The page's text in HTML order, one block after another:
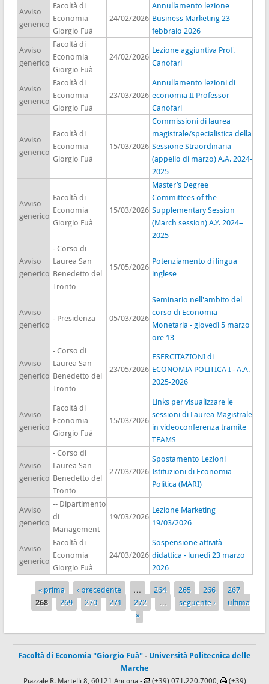
Avviso
generico
Facoltà di
Economia
Giorgio Fuà
24/02/2026
Annullamento lezione
Business Marketing 23
febbraio 2026
Avviso
generico
Facoltà di
Economia
Giorgio Fuà
24/02/2026
Lezione aggiuntiva Prof.
Canofari
Avviso
generico
Facoltà di
Economia
Giorgio Fuà
23/03/2026
Annullamento lezioni di
economia II Professor
Canofari
Avviso
generico
Facoltà di
Economia
Giorgio Fuà
15/03/2026
Commissioni di laurea
magistrale/specialistica della
Sessione Straordinaria
(appello di marzo) A.A. 2024-
2025
Avviso
generico
Facoltà di
Economia
Giorgio Fuà
15/03/2026
Master’s Degree
Committees of the
Supplementary Session
(March session) A.Y. 2024–
2025
Avviso
generico
- Corso di
Laurea San
Benedetto del
Tronto
15/05/2026
Potenziamento di lingua
inglese
Avviso
generico
- Presidenza 05/03/2026
Seminario nell'ambito del
corso di Economia
Monetaria - giovedì 5 marzo
ore 13
Avviso
generico
- Corso di
Laurea San
Benedetto del
Tronto
23/05/2026
ESERCITAZIONI di
ECONOMIA POLITICA I - A.A.
2025-2026
Avviso
generico
Facoltà di
Economia
Giorgio Fuà
15/03/2026
Links per visualizzare le
sessioni di Laurea Magistrale
in videoconferenza tramite
TEAMS
Avviso
generico
- Corso di
Laurea San
Benedetto del
Tronto
27/03/2026
Spostamento Lezioni
Istituzioni di Economia
Politica (MARI)
Avviso
generico
-- Dipartimento
di
Management
19/03/2026
Lezione Marketing
19/03/2026
Avviso
generico
Facoltà di
Economia
Giorgio Fuà
24/03/2026
Sospensione attività
didattica - lunedì 23 marzo
2026
Pagine
« prima ‹ precedente … 264 265 266
267
268
269 270 271 272 … seguente ›
ultima
»
Facoltà di Economia "Giorgio Fuà" - Università Politecnica delle
Marche
Piazzale R. Martelli 8, 60121 Ancona - (+39) 071.220.7000, (+39)